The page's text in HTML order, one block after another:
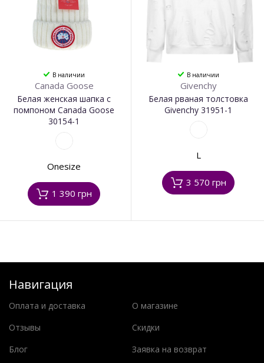
В наличии
Canada Goose
Белая женская шапка с
помпоном Canada Goose
30154-1
Onesize
1 390 грн
В наличии
Givenchy
Белая рваная толстовка
Givenchy 31951-1
L
3 570 грн
Навигация
Оплата и доставка
О магазине
Отзывы
Скидки
Блог
Заявка на возврат